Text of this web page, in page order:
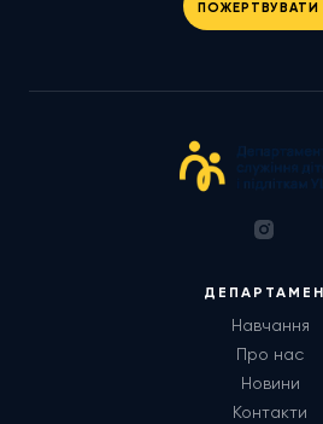
ПОЖЕРТВУВАТИ
Навчання
Про нас
Новини
Контакти